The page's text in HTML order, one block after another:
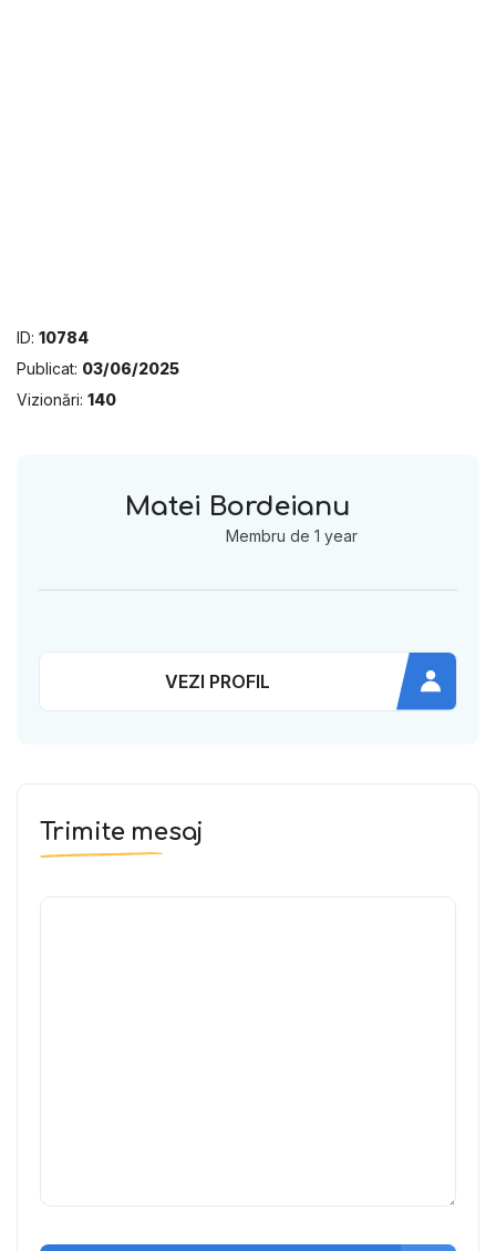
ID: 10784
Publicat: 03/06/2025
Vizionări: 140
Matei Bordeianu
Membru de 1 year
VEZI PROFIL
Trimite mesaj